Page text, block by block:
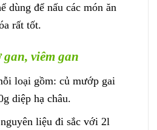
dùng để nấu các món ăn
rất tốt.
viêm gan
loại gồm: củ mướp gai
diệp hạ châu.
liệu đi sắc với 2l